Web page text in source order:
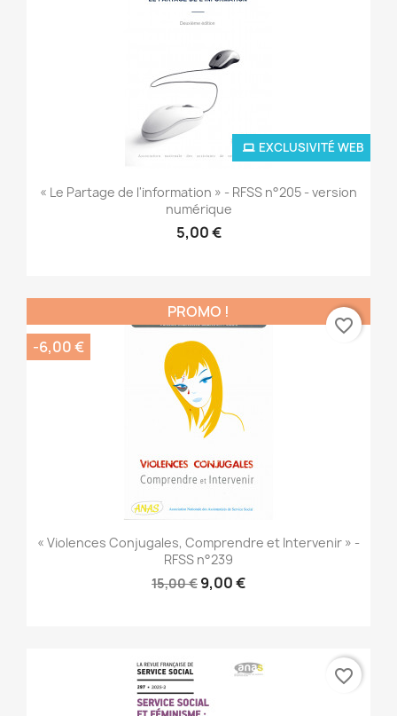
« Le Partage de l'information » - RFSS n°205 - version
numérique
5,00 €
EXCLUSIVITÉ WEB
« Violences Conjugales, Comprendre et Intervenir » -
RFSS n°239
15,00 € 9,00 €
PROMO !
-6,00 €
favorite_border
favorite_border